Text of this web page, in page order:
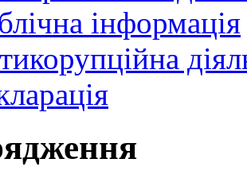
інформація